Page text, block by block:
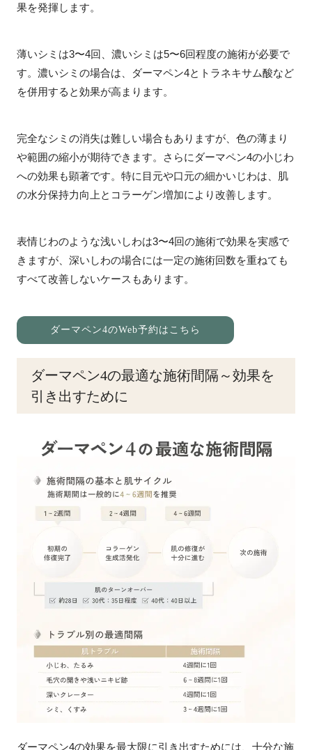
果を発揮します。
薄いシミは3〜4回、濃いシミは5〜6回程度の施術が必要で
す。濃いシミの場合は、ダーマペン4とトラネキサム酸など
を併用すると効果が高まります。
完全なシミの消失は難しい場合もありますが、色の薄まり
や範囲の縮小が期待できます。さらにダーマペン4の小じわ
への効果も顕著です。特に目元や口元の細かいじわは、肌
の水分保持力向上とコラーゲン増加により改善します。
表情じわのような浅いしわは3〜4回の施術で効果を実感で
きますが、深いしわの場合には一定の施術回数を重ねても
すべて改善しないケースもあります。
ダーマペン4のWeb予約はこちら
ダーマペン4の最適な施術間隔～効果を
引き出すために
ダーマペン4の効果を最大限に引き出すためには、十分な施